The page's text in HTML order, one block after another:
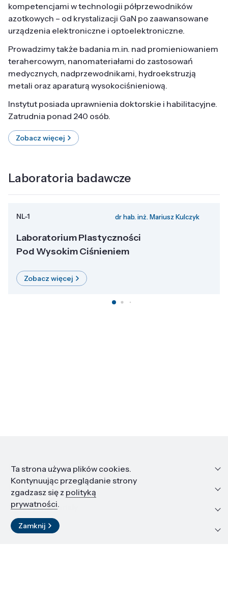
kompetencjami w technologii półprzewodników
azotkowych – od krystalizacji GaN po zaawansowane
urządzenia elektroniczne i optoelektroniczne.
Prowadzimy także badania m.in. nad promieniowaniem
terahercowym, nanomateriałami do zastosowań
medycznych, nadprzewodnikami, hydroekstruzją
metali oraz aparaturą wysokociśnieniową.
Instytut posiada uprawnienia doktorskie i habilitacyjne.
Zatrudnia ponad 240 osób.
Zobacz więcej
Laboratoria badawcze
NL-1 dr hab. inż. Mariusz Kulczyk
Laboratorium Plastyczności
Pod Wysokim Ciśnieniem
Zobacz więcej
Informacje
Edukacja i kariera
Zasoby i materiały
Kontakt
Ta strona używa plików cookies.
Kontynuując przeglądanie strony
zgadzasz się z polityką
prywatności.
Zamknij